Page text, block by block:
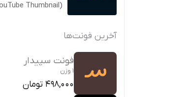
(YouTube Thumbnail)
آخرین فونت‌ها
فونت سپیدار
1 وزن
498,000 تومان